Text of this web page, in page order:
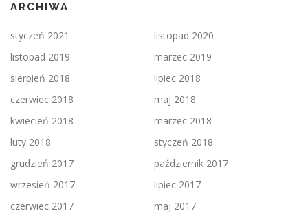
ARCHIWA
styczeń 2021
listopad 2020
listopad 2019
marzec 2019
sierpień 2018
lipiec 2018
czerwiec 2018
maj 2018
kwiecień 2018
marzec 2018
luty 2018
styczeń 2018
grudzień 2017
październik 2017
wrzesień 2017
lipiec 2017
czerwiec 2017
maj 2017